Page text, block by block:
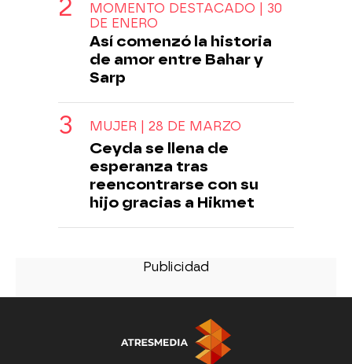
MOMENTO DESTACADO | 30
DE ENERO
Así comenzó la historia
de amor entre Bahar y
Sarp
MUJER | 28 DE MARZO
Ceyda se llena de
esperanza tras
reencontrarse con su
hijo gracias a Hikmet